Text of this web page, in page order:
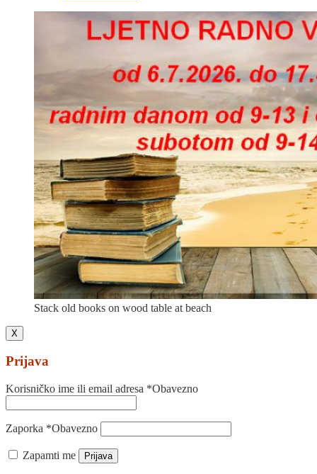
Stack old books on wood table at beach
X
Prijava
Korisničko ime ili email adresa *Obavezno
Zaporka *Obavezno
Zapamti me Prijava